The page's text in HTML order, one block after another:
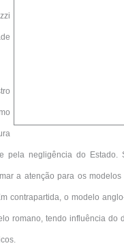
pela negligência do Estado.
a atenção para os modelos
contrapartida, o modelo
romano, tendo influência do